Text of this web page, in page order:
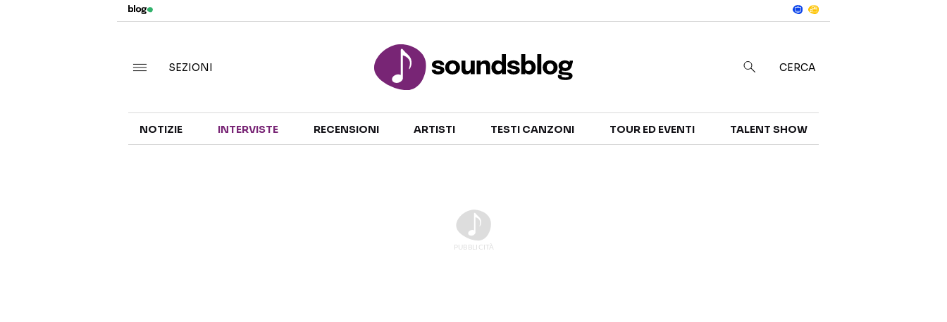
TALENT SHOW
SEZIONI CERCA
NOTIZIE INTERVISTE RECENSIONI ARTISTI TESTI CANZONI TOUR ED EVENTI TALENT SHOW